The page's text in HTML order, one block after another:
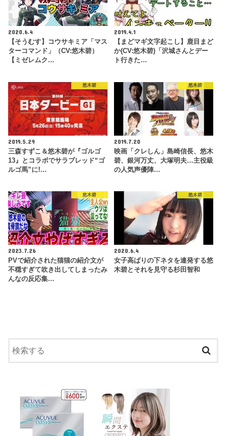
2020.6.4
【そうむす】コウサキミア「マス
ターコマンド」（CV:悠木碧）
【ミゼレムク…
2019.4.1
【まどマギ文字起こし】鹿目まど
か(CV:悠木碧)「沢城さんとデー
ト行きた…
悠木碧
2019.5.29
三森すずこ＆悠木碧が『ゴルゴ
13』とコラボでサラブレッド“ゴ
ルゴ馬”に!…
悠木碧
2019.7.20
映画「クレしん」島崎信長、悠木
碧、銀河万丈、大塚明夫…主役級
の人気声優陣…
悠木碧
2023.7.26
PVで紹介された猫猫の紹介文が
不穏すぎて吹き出してしまったみ
んなの反応集…
悠木碧
2020.6.4
女子高ばりの下ネタを連発する悠
木碧とそれを見守る杉田智和